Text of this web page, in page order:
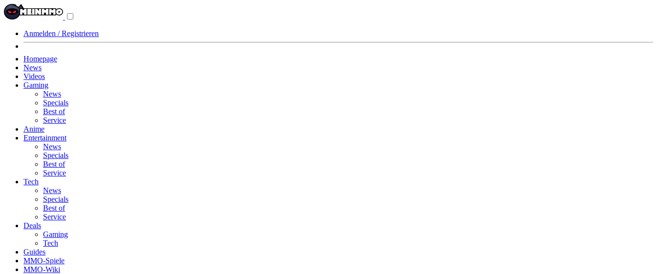
Anmelden / Registrieren
Homepage
News
Videos
Gaming
News
Specials
Best of
Service
Anime
Entertainment
News
Specials
Best of
Service
Tech
News
Specials
Best of
Service
Deals
Gaming
Tech
Guides
MMO-Spiele
MMO-Wiki